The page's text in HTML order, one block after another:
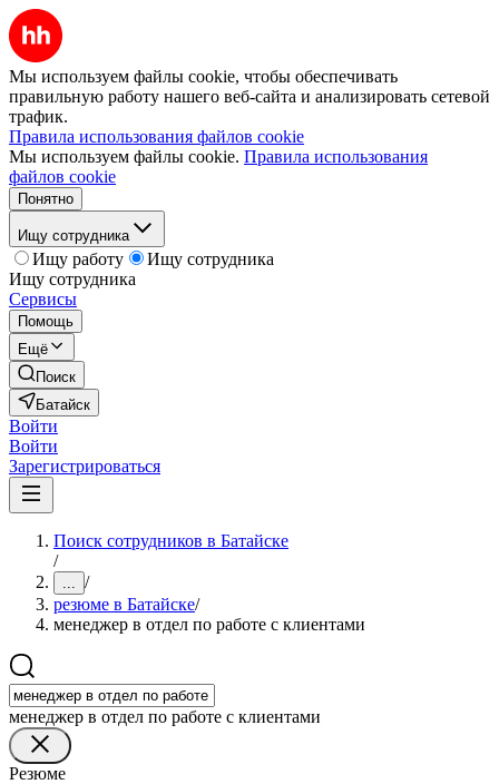
Мы используем файлы cookie, чтобы обеспечивать
правильную работу нашего веб-сайта и анализировать сетевой
трафик.
Правила использования файлов cookie
Мы используем файлы cookie. Правила использования
файлов cookie
Понятно
Ищу сотрудника
Ищу работу
Ищу сотрудника
Ищу сотрудника
Сервисы
Помощь
Ещё
Поиск
Батайск
Войти
Войти
Зарегистрироваться
Поиск сотрудников в Батайске
/
... /
резюме в Батайске/
менеджер в отдел по работе с клиентами
менеджер в отдел по работе с клиентами
Резюме